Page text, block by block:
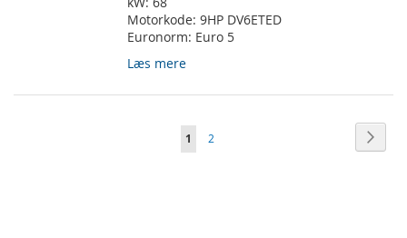
Motorkode: 9HP DV6ETED
Euronorm: Euro 5
Læs mere
Side
Du
1 Side
2